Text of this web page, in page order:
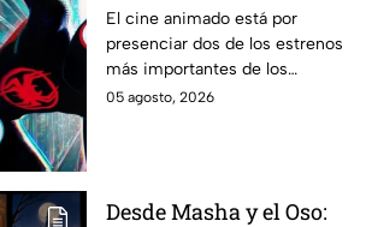
gran enfrentamiento
en taquilla del 2027
El cine animado está por
presenciar dos de los estrenos
más importantes de los
últimos años.
05 agosto, 2026
Desde Masha y el Oso: